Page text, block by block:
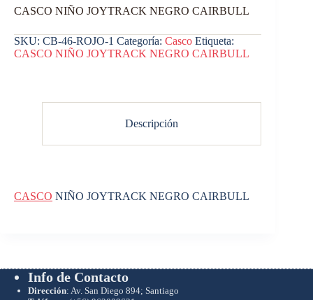
CASCO NIÑO JOYTRACK NEGRO CAIRBULL
SKU: CB-46-ROJO-1 Categoría: Casco Etiqueta:
CASCO NIÑO JOYTRACK NEGRO CAIRBULL
Descripción
CASCO NIÑO JOYTRACK NEGRO CAIRBULL
Info de Contacto
Dirección: Av. San Diego 894; Santiago